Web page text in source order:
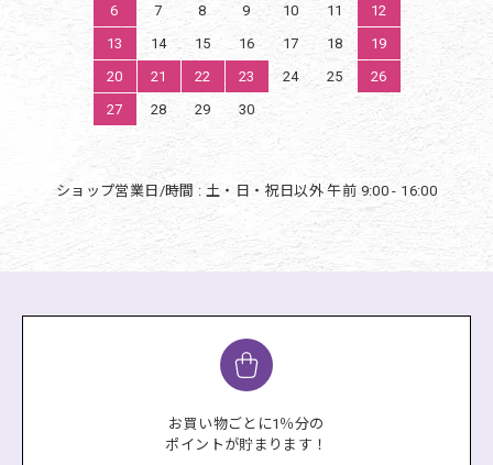
6
7 8 9 10 11
12
13
14 15 16 17 18
19
20
21 22 23 24 25
26
27
28 29 30
ショップ営業日/時間 : 土・日・祝日以外 午前 9:00 - 16:00
お買い物ごとに1％分の
ポイントが貯まります！